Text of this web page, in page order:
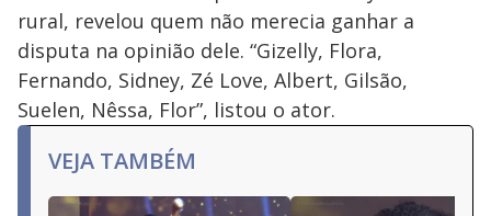
rural, revelou quem não merecia ganhar a
disputa na opinião dele. “Gizelly, Flora,
Fernando, Sidney, Zé Love, Albert, Gilsão,
Suelen, Nêssa, Flor”, listou o ator.
VEJA TAMBÉM